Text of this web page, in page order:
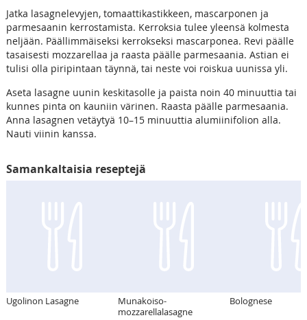
Jatka lasagnelevyjen, tomaattikastikkeen, mascarponen ja
parmesaanin kerrostamista. Kerroksia tulee yleensä kolmesta
neljään. Päällimmäiseksi kerrokseksi mascarponea. Revi päälle
tasaisesti mozzarellaa ja raasta päälle parmesaania. Astian ei
tulisi olla piripintaan täynnä, tai neste voi roiskua uunissa yli.
Aseta lasagne uunin keskitasolle ja paista noin 40 minuuttia tai
kunnes pinta on kauniin värinen. Raasta päälle parmesaania.
Anna lasagnen vetäytyä 10–15 minuuttia alumiinifolion alla.
Nauti viinin kanssa.
Samankaltaisia reseptejä
Ugolinon Lasagne
Munakoiso-
mozzarellalasagne
Bolognese